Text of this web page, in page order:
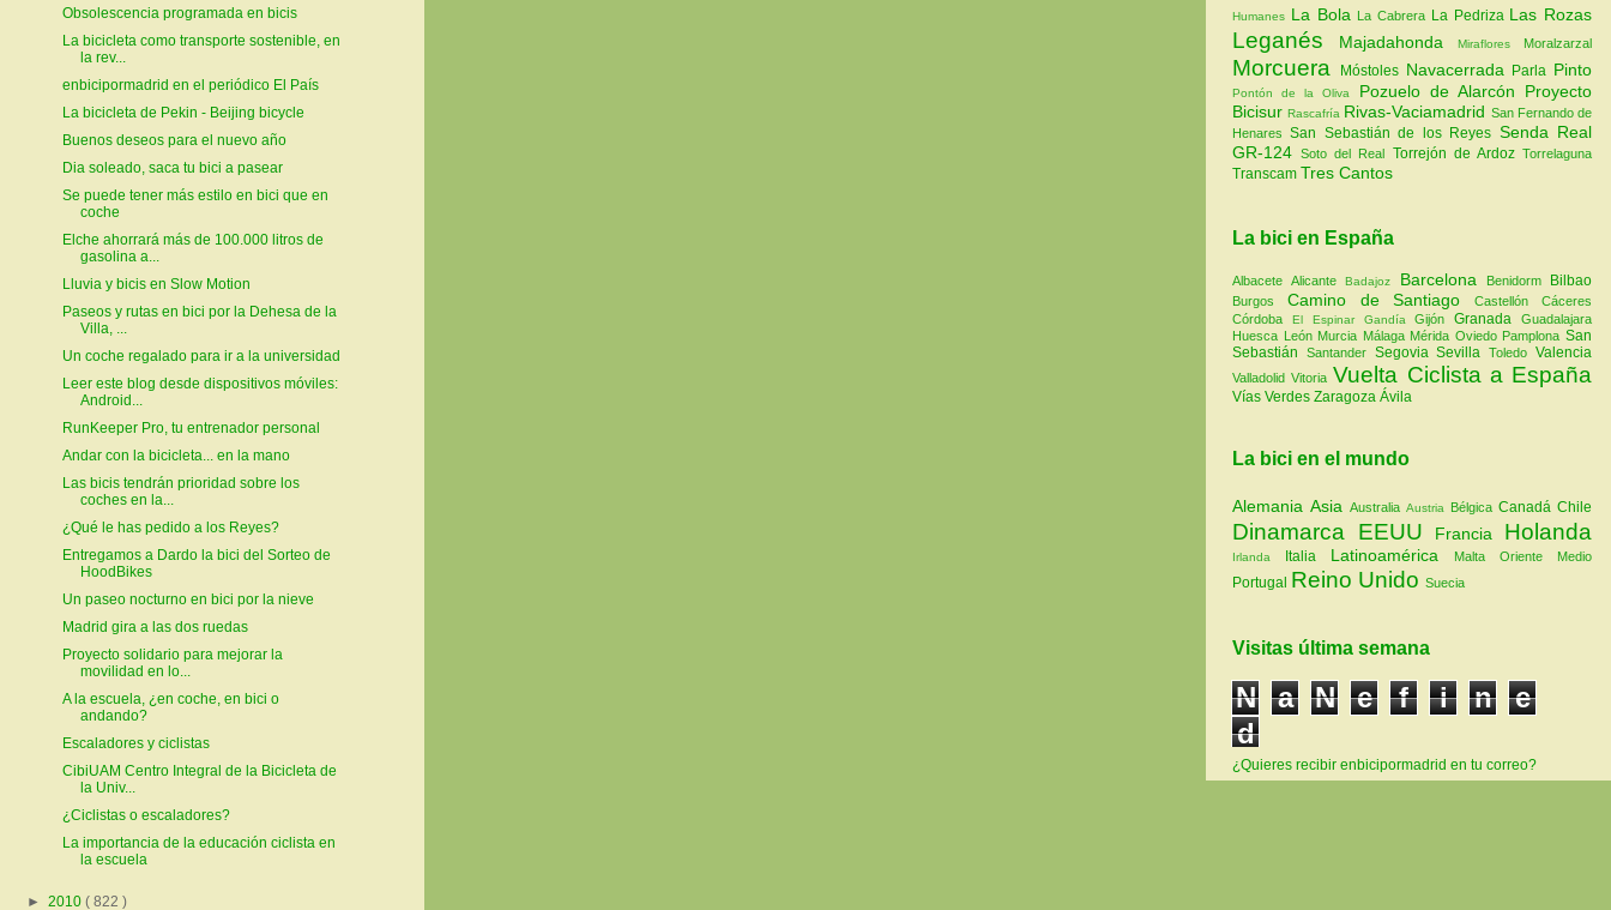
Obsolescencia programada en bicis
La bicicleta como transporte sostenible, en
la rev...
enbicipormadrid en el periódico El País
La bicicleta de Pekin - Beijing bicycle
Buenos deseos para el nuevo año
Dia soleado, saca tu bici a pasear
Se puede tener más estilo en bici que en
coche
Elche ahorrará más de 100.000 litros de
gasolina a...
Lluvia y bicis en Slow Motion
Paseos y rutas en bici por la Dehesa de la
Villa, ...
Un coche regalado para ir a la universidad
Leer este blog desde dispositivos móviles:
Android...
RunKeeper Pro, tu entrenador personal
Andar con la bicicleta... en la mano
Las bicis tendrán prioridad sobre los
coches en la...
¿Qué le has pedido a los Reyes?
Entregamos a Dardo la bici del Sorteo de
HoodBikes
Un paseo nocturno en bici por la nieve
Madrid gira a las dos ruedas
Proyecto solidario para mejorar la
movilidad en lo...
A la escuela, ¿en coche, en bici o
andando?
Escaladores y ciclistas
CibiUAM Centro Integral de la Bicicleta de
la Univ...
¿Ciclistas o escaladores?
La importancia de la educación ciclista en
la escuela
► 2010 ( 822 )
Humanes La Bola La Cabrera La Pedriza Las Rozas
Leganés Majadahonda Miraflores Moralzarzal
Morcuera Móstoles Navacerrada Parla Pinto
Pontón de la Oliva Pozuelo de Alarcón Proyecto
BicisurRascafría Rivas-Vaciamadrid San Fernando de
HenaresSan Sebastián de los Reyes Senda Real
GR-124Soto del Real Torrejón de ArdozTorrelaguna
Transcam Tres Cantos
La bici en España
AlbaceteAlicanteBadajoz Barcelona Benidorm Bilbao
Burgos Camino de SantiagoCastellónCáceres
Córdoba El Espinar GandíaGijónGranadaGuadalajara
Huesca León Murcia Málaga Mérida Oviedo PamplonaSan
Sebastián Santander SegoviaSevillaToledoValencia
ValladolidVitoria Vuelta Ciclista a España
Vías Verdes Zaragoza Ávila
La bici en el mundo
Alemania Asia Australia Austria Bélgica Canadá Chile
Dinamarca EEUU Francia Holanda
Irlanda Italia Latinoamérica Malta Oriente Medio
Portugal Reino Unido Suecia
Visitas última semana
N a N e f i n
e
d
¿Quieres recibir enbicipormadrid en tu correo?